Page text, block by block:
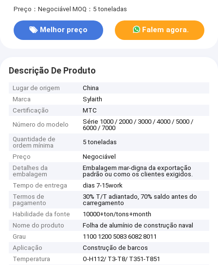
Preço：Negociável MOQ：5 toneladas
Melhor preço Falem agora.
Descrição De Produto
Lugar de origem
China
Marca
Sylaith
Certificação
MTC
Número do modelo
Série 1000 / 2000 / 3000 / 4000 / 5000 /
6000 / 7000
Quantidade de
ordem mínima
5 toneladas
Preço
Negociável
Detalhes da
embalagem
Embalagem mar-digna da exportação
padrão ou como os clientes exigidos.
Tempo de entrega
dias 7-15work
Termos de
pagamento
30% T/T adiantado, 70% saldo antes do
carregamento
Habilidade da fonte
10000+ton/tons+month
Nome do produto
Folha de alumínio de construção naval
Grau
1100 1200 5083 6082 8011
Aplicação
Construção de barcos
Temperatura
O-H112/ T3-T8/ T351-T851